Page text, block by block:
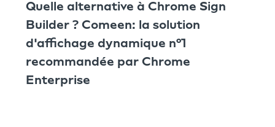
Quelle alternative à Chrome Sign
Builder ? Comeen: la solution
d'affichage dynamique n°1
recommandée par Chrome
Enterprise